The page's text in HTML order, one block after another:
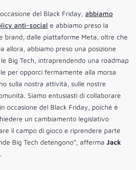
del Black Friday, abbiamo
anti-social e abbiamo preso la
brand, dalle piattaforme Meta, oltre che
allora, abbiamo preso una posizione
Big Tech, intraprendendo una roadmap
per opporci fermamente alla morsa
sulla nostra attività, sulle nostre
Siamo entusiasti di collaborare
occasione del Black Friday, poiché è
un cambiamento legislativo
il campo di gioco e riprendere parte
Big Tech detengono”, afferma Jack